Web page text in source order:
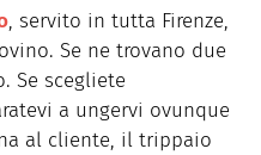
, servito in tutta Firenze,
Se ne trovano due
Se scegliete
a ungervi ovunque
al cliente, il trippaio